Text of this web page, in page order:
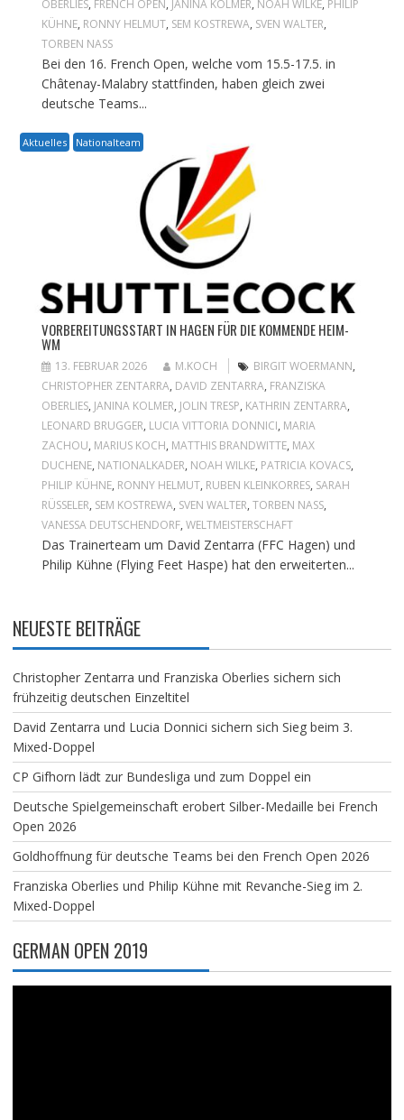
OBERLIES, FRENCH OPEN, JANINA KOLMER, NOAH WILKE, PHILIP
KÜHNE, RONNY HELMUT, SEM KOSTREWA, SVEN WALTER,
TORBEN NASS
Bei den 16. French Open, welche vom 15.5-17.5. in
Châtenay-Malabry stattfinden, haben gleich zwei
deutsche Teams...
Aktuelles Nationalteam
VORBEREITUNGSSTART IN HAGEN FÜR DIE KOMMENDE HEIM-
WM
13. FEBRUAR 2026 M.KOCH BIRGIT WOERMANN,
CHRISTOPHER ZENTARRA, DAVID ZENTARRA, FRANZISKA
OBERLIES, JANINA KOLMER, JOLIN TRESP, KATHRIN ZENTARRA,
LEONARD BRUGGER, LUCIA VITTORIA DONNICI, MARIA
ZACHOU, MARIUS KOCH, MATTHIS BRANDWITTE, MAX
DUCHENE, NATIONALKADER, NOAH WILKE, PATRICIA KOVACS,
PHILIP KÜHNE, RONNY HELMUT, RUBEN KLEINKORRES, SARAH
RÜSSELER, SEM KOSTREWA, SVEN WALTER, TORBEN NASS,
VANESSA DEUTSCHENDORF, WELTMEISTERSCHAFT
Das Trainerteam um David Zentarra (FFC Hagen) und
Philip Kühne (Flying Feet Haspe) hat den erweiterten...
NEUESTE BEITRÄGE
Christopher Zentarra und Franziska Oberlies sichern sich
frühzeitig deutschen Einzeltitel
David Zentarra und Lucia Donnici sichern sich Sieg beim 3.
Mixed-Doppel
CP Gifhorn lädt zur Bundesliga und zum Doppel ein
Deutsche Spielgemeinschaft erobert Silber-Medaille bei French
Open 2026
Goldhoffnung für deutsche Teams bei den French Open 2026
Franziska Oberlies und Philip Kühne mit Revanche-Sieg im 2.
Mixed-Doppel
GERMAN OPEN 2019